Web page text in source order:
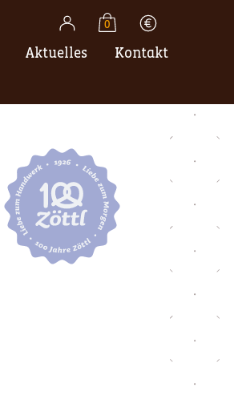
0
Aktuelles Kontakt